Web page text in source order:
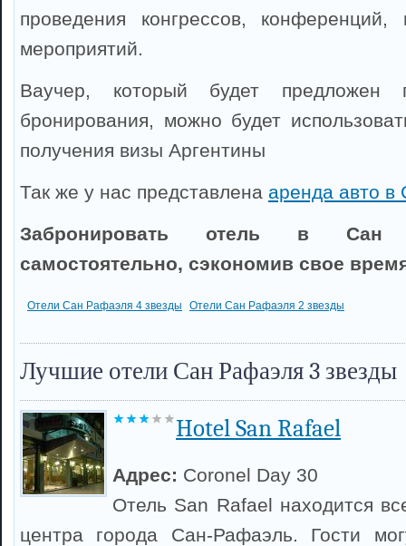
проведения конгрессов, конференций,
мероприятий.
Ваучер, который будет предложен
бронирования, можно будет
получения визы Аргентины
Так же у нас представлена аренда авто
Забронировать отель в Сан
самостоятельно, сэкономив свое
Отели Сан Рафаэля 4 звезды Отели Сан Рафаэля 2 звезды
Лучшие отели Сан Рафаэля 3 звезды
Hotel San Rafael
Адрес: Coronel Day 30
Отель San Rafael находится
центра города Сан-Рафаэль. Гости